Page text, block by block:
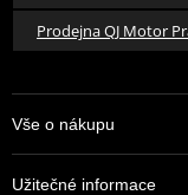
Prodejna QJ Motor
Vše o nákupu
Užitečné informace